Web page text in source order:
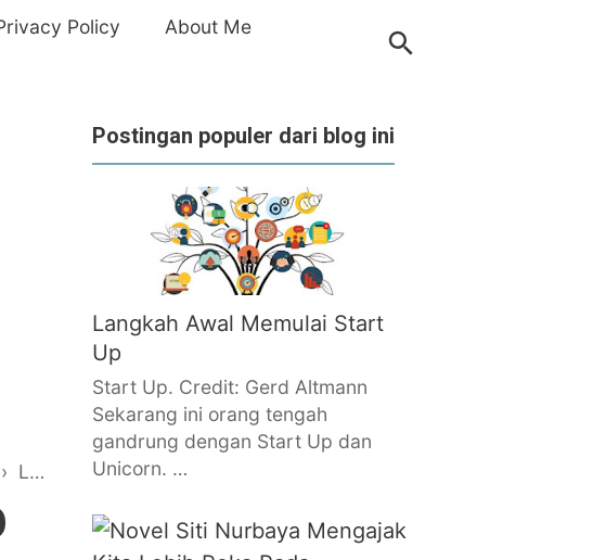
Policy About Me
› Lamborghini ›OPPO
Postingan populer dari blog ini
Langkah Awal Memulai Start
Up
Start Up. Credit: Gerd Altmann
Sekarang ini orang tengah
gandrung dengan Start Up dan
Unicorn. …